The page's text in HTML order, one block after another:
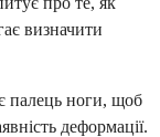
визначити
палець ноги, щоб
деформації.